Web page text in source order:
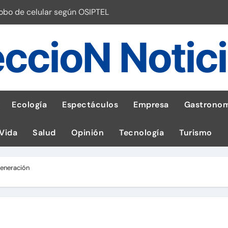
de celular según OSIPTEL
¡Descarga la app de Meridianbet y gana una jugada gratis
inspirado en la fuerza de un volcán
1,600 equipos educativos
por ignorar distancias de seguridad
de GEI en sus operaciones
Ecología Espectáculos Empresa
Salud Opinión Tecnología Turismo